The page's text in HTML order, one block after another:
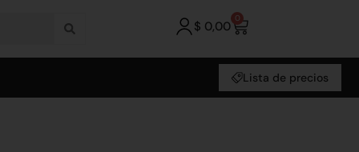
$ 0,00 0
Lista de precios